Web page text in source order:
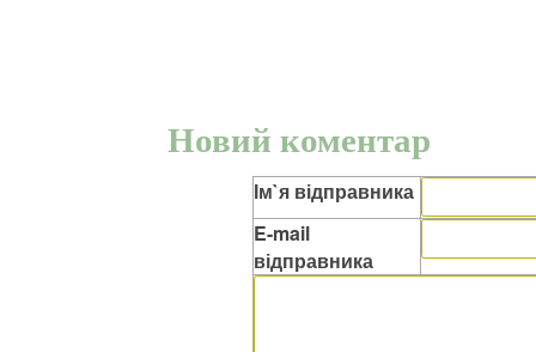
Новий коментар
Ім`я відправника
E-mail
відправника